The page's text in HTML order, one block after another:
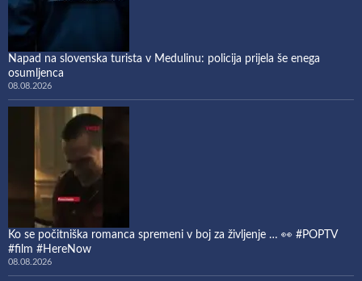
Napad na slovenska turista v Medulinu: policija prijela še enega
osumljenca
08.08.2026
Ko se počitniška romanca spremeni v boj za življenje … 👀 #POPTV
#film #HereNow
08.08.2026